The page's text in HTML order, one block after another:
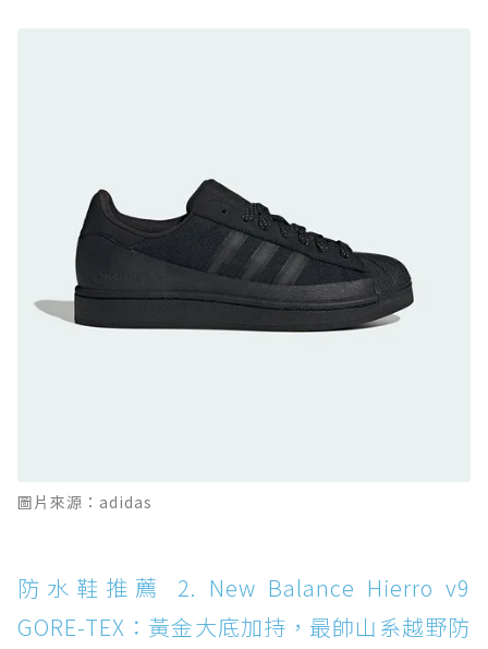
防水鞋推薦 10. PUMA Voyage NITRO™ 4
GORE-TEX：氮氣中底注入，回彈與防滑兼具的
全天候越野跑鞋
防水鞋推薦 11. On Cloudhorizon 2 WP：腳
感軟彈、搭載 Missiongrip™ 的防水輕越野鞋
Boot：馬汀首款雨靴登場，經典八孔加上全防
防水鞋推薦 14. SKECHERS BADGER
WATERPROOF：一踩即穿懶人神器！搭載固特
異大底與全防水厚底健走鞋
圖片來源：adidas
防水鞋推薦 2. New Balance Hierro v9
GORE-TEX：黃金大底加持，最帥山系越野防